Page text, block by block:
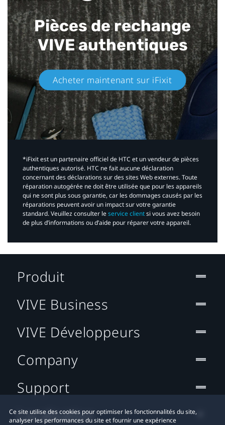
Pièces de rechange
VIVE authentiques​
Acheter maintenant sur iFixit​
*iFixit est un partenaire officiel de HTC et un vendeur de pièces
authentiques autorisé. HTC ne fait aucune déclaration
concernant des déclarations sur des sites Web externes. Toute
réparation autogérée ne doit être utilisée que pour les appareils
qui ne sont plus sous garantie, car les dommages causés par les
réparations peuvent avoir un impact sur votre garantie
standard. Veuillez consulter leservice clientsi vous avez besoin
de plus d’informations ou d’aide pour réparer votre appareil.​
Ce site utilise des cookies pour optimiser les fonctionnalités du site,
analyser les performances du site et fournir une expérience
Produit
VIVE Business
VIVE Développeurs
Company
Support
Localisation